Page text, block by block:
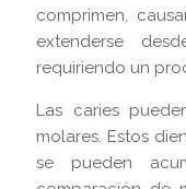
comprimen,
extenderse
requiriendo un
Las caries
molares. Estos
se pueden